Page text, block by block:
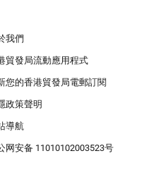
我們
貿發局流動應用程式
您的香港貿發局電郵訂閱
政策聲明
導航
网安备 11010102003523号